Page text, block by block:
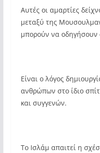
Αυτές οι αμαρτίες
μεταξύ της
μπορούν να οδηγήσουν
Είναι ο λόγος
ανθρώπων στο ίδιο
και συγγενών.
Το Ισλάμ απαιτεί η